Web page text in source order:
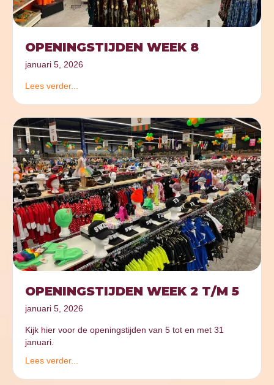
OPENINGSTIJDEN WEEK 8
januari 5, 2026
Lees verder...
OPENINGSTIJDEN WEEK 2 T/M 5
januari 5, 2026
Kijk hier voor de openingstijden van 5 tot en met 31
januari.
Lees verder...